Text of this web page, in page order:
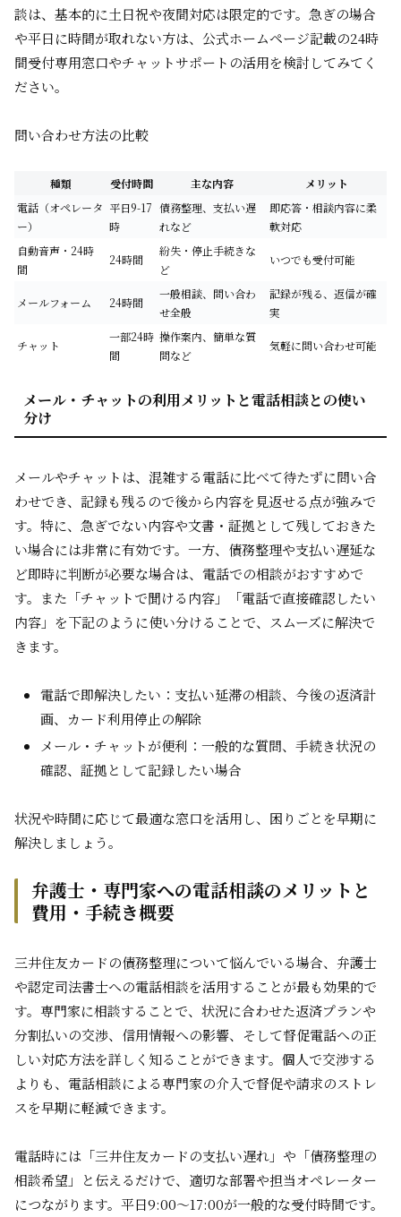
談は、基本的に土日祝や夜間対応は限定的です。急ぎの場合
や平日に時間が取れない方は、公式ホームページ記載の24時
間受付専用窓口やチャットサポートの活用を検討してみてく
ださい。
問い合わせ方法の比較
種類 受付時間 主な内容
メリット
電話（オペレータ
ー）
平日9-17
時
債務整理、支払い遅
れなど
即応答・相談内容に柔
軟対応
自動音声・24時
間
24時間
紛失・停止手続きな
ど
いつでも受付可能
メールフォーム 24時間
一般相談、問い合わ
せ全般
記録が残る、返信が確
実
チャット
一部24時
間
操作案内、簡単な質
問など
気軽に問い合わせ可能
メール・チャットの利用メリットと電話相談との使い
分け
メールやチャットは、混雑する電話に比べて待たずに問い合
わせでき、記録も残るので後から内容を見返せる点が強みで
す。特に、急ぎでない内容や文書・証拠として残しておきた
い場合には非常に有効です。一方、債務整理や支払い遅延な
ど即時に判断が必要な場合は、電話での相談がおすすめで
す。また「チャットで聞ける内容」「電話で直接確認したい
内容」を下記のように使い分けることで、スムーズに解決で
きます。
電話で即解決したい：支払い延滞の相談、今後の返済計
画、カード利用停止の解除
メール・チャットが便利：一般的な質問、手続き状況の
確認、証拠として記録したい場合
状況や時間に応じて最適な窓口を活用し、困りごとを早期に
解決しましょう。
弁護士・専門家への電話相談のメリットと
費用・手続き概要
三井住友カードの債務整理について悩んでいる場合、弁護士
や認定司法書士への電話相談を活用することが最も効果的で
す。専門家に相談することで、状況に合わせた返済プランや
分割払いの交渉、信用情報への影響、そして督促電話への正
しい対応方法を詳しく知ることができます。個人で交渉する
よりも、電話相談による専門家の介入で督促や請求のストレ
スを早期に軽減できます。
電話時には「三井住友カードの支払い遅れ」や「債務整理の
相談希望」と伝えるだけで、適切な部署や担当オペレーター
につながります。平日9:00～17:00が一般的な受付時間です。